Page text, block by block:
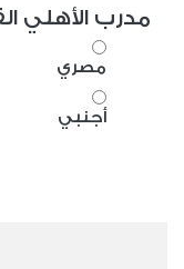
مدرب الأهلي
مصري
أجنبي